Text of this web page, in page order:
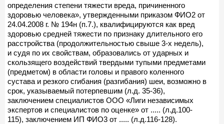
определения степени тяжести вреда, причиненного
здоровью человека», утвержденными приказом ФИО2 от
24.04.2008 г. № 194н (п.7.), квалифицируются как вред
здоровью средней тяжести по признаку длительного его
расстройства (продолжительностью свыше 3-х недель),
и судя по их свойствам, образовались от ударных и
скользящего воздействий твердыми тупыми предметами
(предметом) в области головы и правого коленного
сустава и резкого сгибания (разгибания) шеи, возможно в
срок, указываемый потерпевшим (л.д. 35-36),
заключением специалистов ООО «Лиги независимых
экспертов и специалистов по оценке» от ..... (л.д.100-
115), заключением ИП ФИО3 от ..... (л.д.116-128).